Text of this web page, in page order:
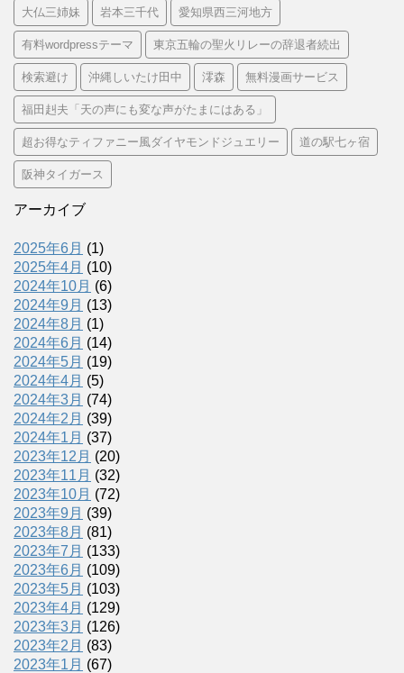
大仏三姉妹 岩本三千代 愛知県西三河地方
有料wordpressテーマ 東京五輪の聖火リレーの辞退者続出
検索避け 沖縄しいたけ田中 澪森 無料漫画サービス
福田赳夫「天の声にも変な声がたまにはある」
超お得なティファニー風ダイヤモンドジュエリー 道の駅七ヶ宿
阪神タイガース
アーカイブ
2025年6月 (1)
2025年4月 (10)
2024年10月 (6)
2024年9月 (13)
2024年8月 (1)
2024年6月 (14)
2024年5月 (19)
2024年4月 (5)
2024年3月 (74)
2024年2月 (39)
2024年1月 (37)
2023年12月 (20)
2023年11月 (32)
2023年10月 (72)
2023年9月 (39)
2023年8月 (81)
2023年7月 (133)
2023年6月 (109)
2023年5月 (103)
2023年4月 (129)
2023年3月 (126)
2023年2月 (83)
2023年1月 (67)